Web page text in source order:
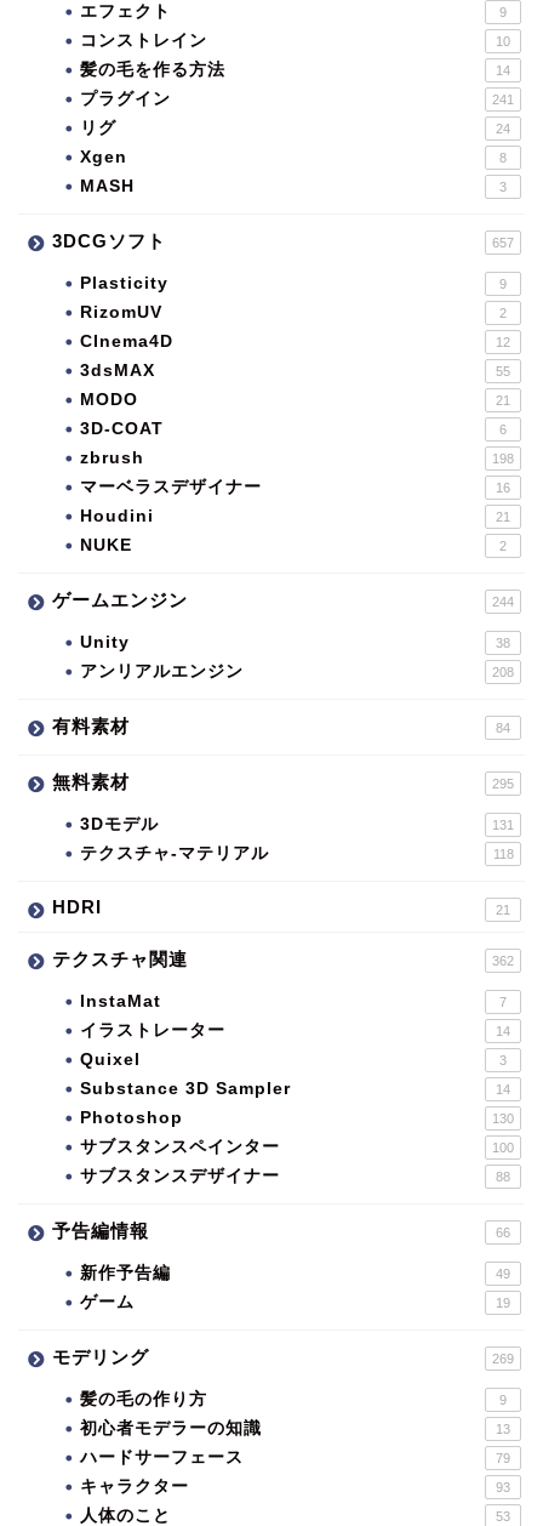
エフェクト 9
コンストレイン 10
髪の毛を作る方法 14
プラグイン 241
リグ 24
Xgen 8
MASH 3
3DCGソフト 657
Plasticity 9
RizomUV 2
CInema4D 12
3dsMAX 55
MODO 21
3D-COAT 6
zbrush 198
マーベラスデザイナー 16
Houdini 21
NUKE 2
ゲームエンジン 244
Unity 38
アンリアルエンジン 208
有料素材 84
無料素材 295
3Dモデル 131
テクスチャ-マテリアル 118
HDRI 21
テクスチャ関連 362
InstaMat 7
イラストレーター 14
Quixel 3
Substance 3D Sampler 14
Photoshop 130
サブスタンスペインター 100
サブスタンスデザイナー 88
予告編情報 66
新作予告編 49
ゲーム 19
モデリング 269
髪の毛の作り方 9
初心者モデラーの知識 13
ハードサーフェース 79
キャラクター 93
人体のこと 53